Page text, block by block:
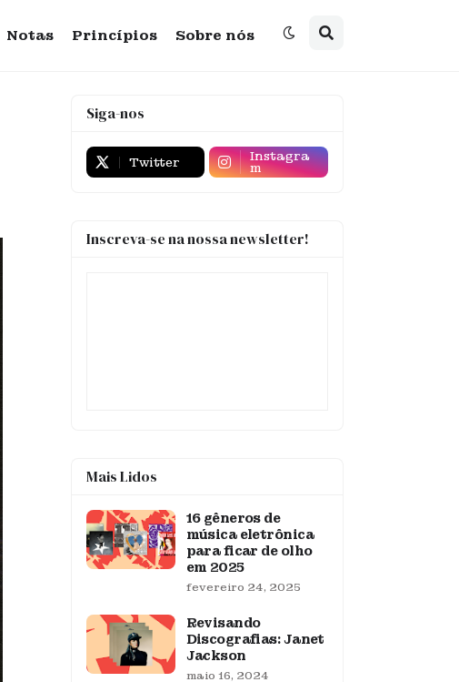
Notas Princípios Sobre nós
Siga-nos
Twitter Instagra
m
Inscreva-se na nossa newsletter!
Mais Lidos
16 gêneros de
música eletrônica
para ficar de olho
em 2025
fevereiro 24, 2025
Revisando
Discografias: Janet
Jackson
maio 16, 2024